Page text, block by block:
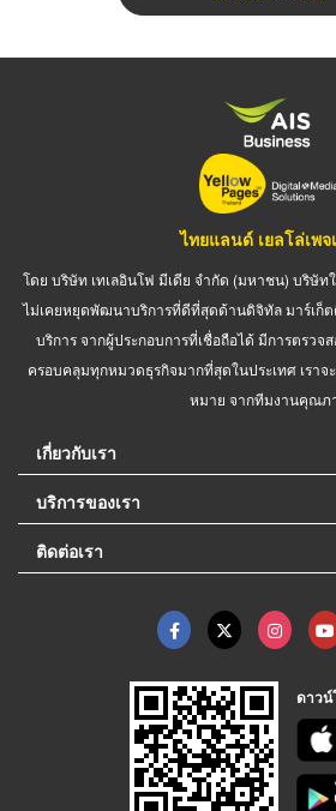
ไทยแลนด์ เยลโล่เพจ
โดย บริษัท เทเลอินโฟ มีเดีย จำกัด (มหาชน) บริษัท
ไม่เคยหยุดพัฒนาบริการที่ดีที่สุดด้านดิจิทัล มาร์เก็
บริการ จากผู้ประกอบการที่เชื่อถือได้ มีการตรว
ครอบคลุมทุกหมวดธุรกิจมากที่สุดในประเทศ เรา
หมาย จากทีมงานคุณภ
เกี่ยวกับเรา
บริการของเรา
ติดต่อเรา
ดาวน์